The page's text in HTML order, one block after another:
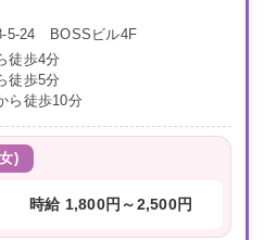
5-24 BOSSビル4F
徒歩4分
徒歩5分
ら徒歩10分
)
時給 1,800円～2,500円